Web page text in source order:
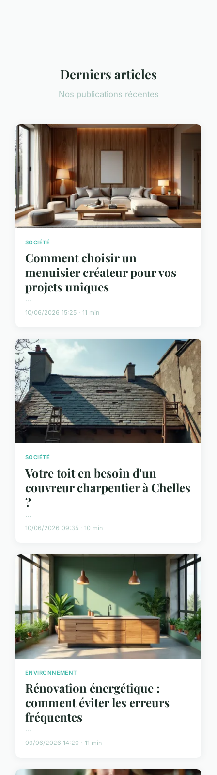
Derniers articles
Nos publications récentes
SOCIÉTÉ
Comment choisir un
menuisier créateur pour vos
projets uniques
...
10/06/2026 15:25 · 11 min
SOCIÉTÉ
Votre toit en besoin d'un
couvreur charpentier à Chelles
?
...
10/06/2026 09:35 · 10 min
ENVIRONNEMENT
Rénovation énergétique :
comment éviter les erreurs
fréquentes
...
09/06/2026 14:20 · 11 min